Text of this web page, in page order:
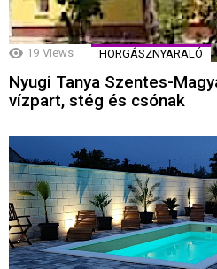
19 Views HORGÁSZNYARALÓ
Nyugi Tanya Szentes-
vízpart, stég és csónak